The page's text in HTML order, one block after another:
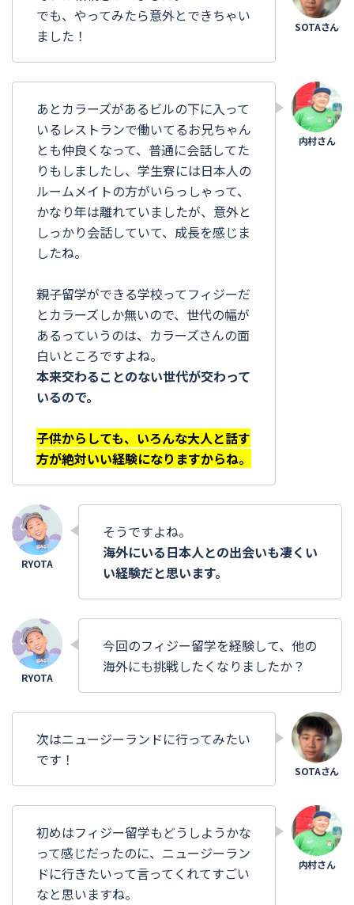
でも、やってみたら意外とできちゃい
ました！
あとカラーズがあるビルの下に入って
いるレストランで働いてるお兄ちゃん
とも仲良くなって、普通に会話してた
りもしましたし、学生寮には日本人の
ルームメイトの方がいらっしゃって、
かなり年は離れていましたが、意外と
しっかり会話していて、成長を感じま
したね。
親子留学ができる学校ってフィジーだ
とカラーズしか無いので、世代の幅が
あるっていうのは、カラーズさんの面
白いところですよね。
本来交わることのない世代が交わって
いるので。
子供からしても、いろんな大人と話す
方が絶対いい経験になりますからね。
そうですよね。
海外にいる日本人との出会いも凄くい
い経験だと思います。
今回のフィジー留学を経験して、他の
海外にも挑戦したくなりましたか？
次はニュージーランドに行ってみたい
です！
初めはフィジー留学もどうしようかな
って感じだったのに、ニュージーラン
ドに行きたいって言ってくれてすごい
なと思いますね。